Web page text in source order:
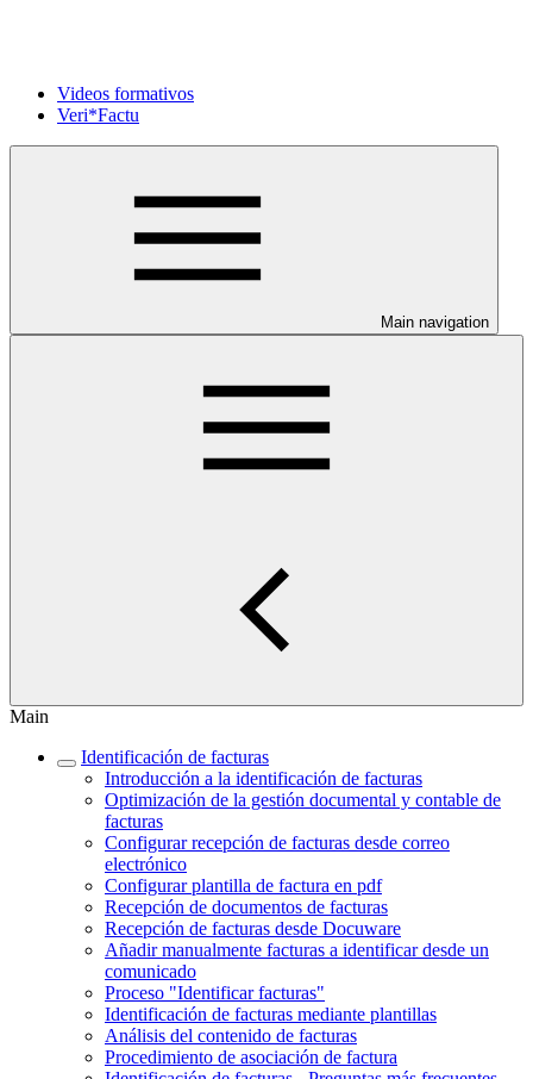
Videos formativos
Veri*Factu
Main navigation
Main
Identificación de facturas
Introducción a la identificación de facturas
Optimización de la gestión documental y contable de
facturas
Configurar recepción de facturas desde correo
electrónico
Configurar plantilla de factura en pdf
Recepción de documentos de facturas
Recepción de facturas desde Docuware
Añadir manualmente facturas a identificar desde un
comunicado
Proceso "Identificar facturas"
Identificación de facturas mediante plantillas
Análisis del contenido de facturas
Procedimiento de asociación de factura